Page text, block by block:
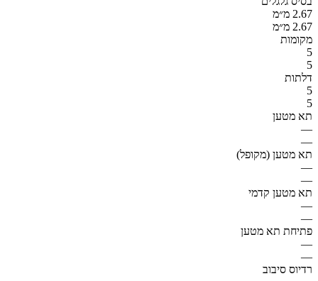
2.67 מ״מ
2.67 מ״מ
מקומות
5
5
דלתות
5
5
תא מטען
—
—
תא מטען (מקופל)
—
—
תא מטען קדמי
—
—
פתיחת תא מטען
—
—
רדיוס סיבוב